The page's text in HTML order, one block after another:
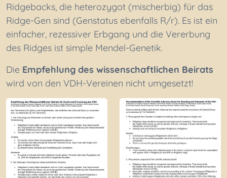
Ridgebacks, die heterozygot (mischerbig) für das
Ridge-Gen sind (Genstatus ebenfalls R/r). Es ist ein
einfacher, rezessiver Erbgang und die Vererbung
des Ridges ist simple Mendel-Genetik.
Die Empfehlung des wissenschaftlichen Beirats
wird von den VDH-Vereinen nicht umgesetzt!